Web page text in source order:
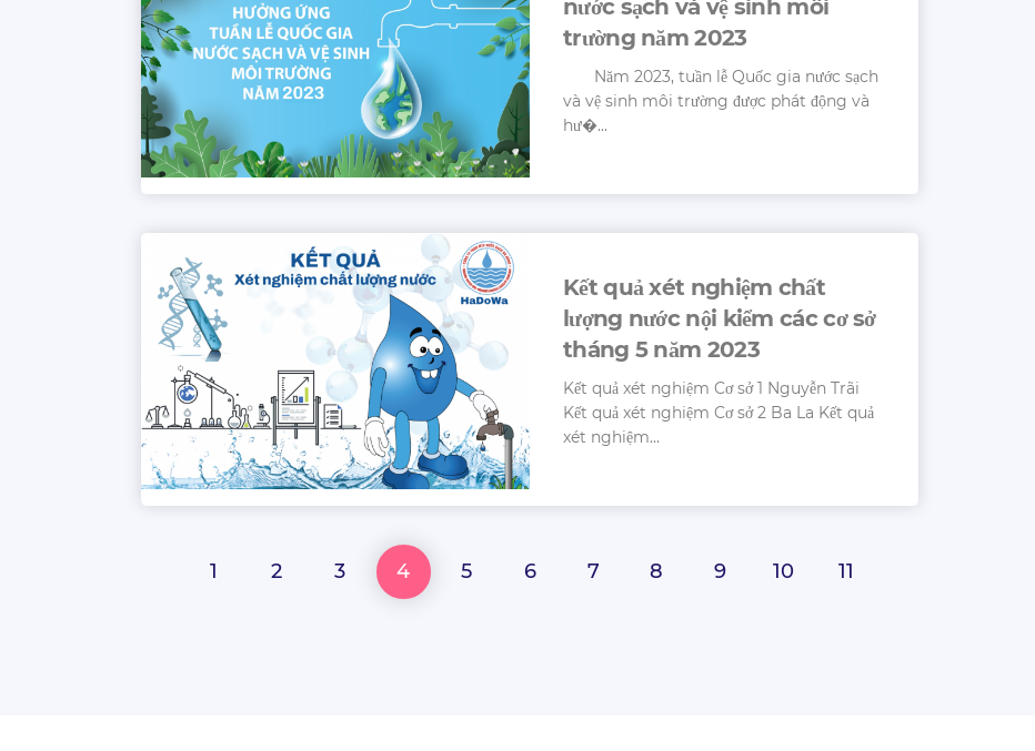
nước sạch và vệ sinh môi
trường năm 2023
Năm 2023, tuần lễ Quốc gia nước sạch
và vệ sinh môi trường được phát động và
hư�...
Kết quả xét nghiệm chất
lượng nước nội kiểm các cơ sở
tháng 5 năm 2023
Kết quả xét nghiệm Cơ sở 1 Nguyễn Trãi
Kết quả xét nghiệm Cơ sở 2 Ba La Kết quả
xét nghiệm...
1 2 3 4 5 6 7 8 9 10 11